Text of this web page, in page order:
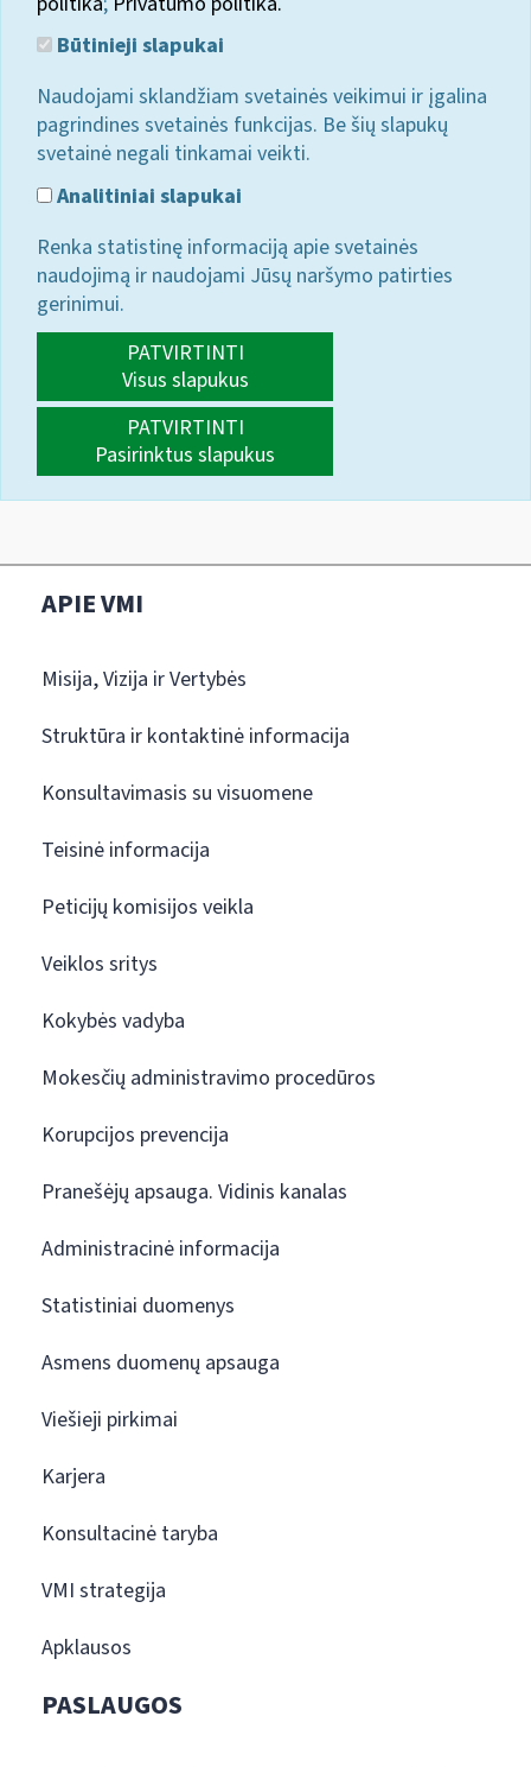
Būtinieji slapukai
Naudojami sklandžiam svetainės veikimui ir įgalina
pagrindines svetainės funkcijas. Be šių slapukų
svetainė negali tinkamai veikti.
Analitiniai slapukai
Renka statistinę informaciją apie svetainės
naudojimą ir naudojami Jūsų naršymo patirties
gerinimui.
PATVIRTINTI
Visus slapukus
PATVIRTINTI
Pasirinktus slapukus
APIE VMI
Misija, Vizija ir Vertybės
Struktūra ir kontaktinė informacija
Konsultavimasis su visuomene
Teisinė informacija
Peticijų komisijos veikla
Veiklos sritys
Kokybės vadyba
Mokesčių administravimo procedūros
Korupcijos prevencija
Pranešėjų apsauga. Vidinis kanalas
Administracinė informacija
Statistiniai duomenys
Asmens duomenų apsauga
Viešieji pirkimai
Karjera
Konsultacinė taryba
VMI strategija
Apklausos
PASLAUGOS